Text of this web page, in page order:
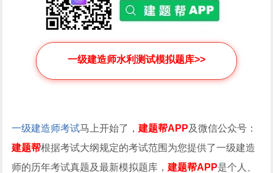
一级建造师水利测试模拟题库>>
一级建造师考试马上开始了，建题帮APP及微信公众号：
建题帮根据考试大纲规定的考试范围为您提供了一级建造
师的历年考试真题及最新模拟题库，建题帮APP是个人、